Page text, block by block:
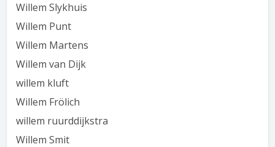
Willem Slykhuis
Willem Punt
Willem Martens
Willem van Dijk
willem kluft
Willem Frölich
willem ruurddijkstra
Willem Smit